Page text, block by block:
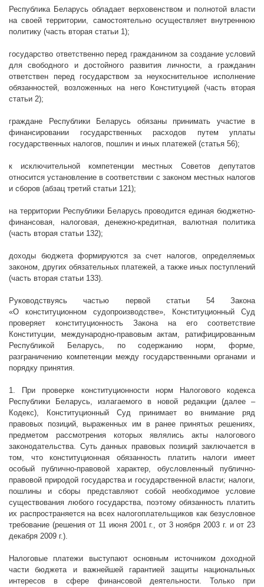
Республика Беларусь обладает верховенством и полнотой власти
на своей территории, самостоятельно осуществляет внутреннюю
политику (часть вторая статьи 1);
государство ответственно перед гражданином за создание условий
для свободного и достойного развития личности, а гражданин
ответствен перед государством за неукоснительное исполнение
обязанностей, возложенных на него Конституцией (часть вторая
статьи 2);
граждане Республики Беларусь обязаны принимать участие в
финансировании государственных расходов путем уплаты
государственных налогов, пошлин и иных платежей (статья 56);
к исключительной компетенции местных Советов депутатов
относится установление в соответствии с законом местных налогов
и сборов (абзац третий статьи 121);
на территории Республики Беларусь проводится единая бюджетно-
финансовая, налоговая, денежно-кредитная, валютная политика
(часть вторая статьи 132);
доходы бюджета формируются за счет налогов, определяемых
законом, других обязательных платежей, а также иных поступлений
(часть вторая статьи 133).
Руководствуясь частью первой статьи 54 Закона
«О конституционном судопроизводстве», Конституционный Суд
проверяет конституционность Закона на его соответствие
Конституции, международно-правовым актам, ратифицированным
Республикой Беларусь, по содержанию норм, форме,
разграничению компетенции между государственными органами и
порядку принятия.
1. При проверке конституционности норм Налогового кодекса
Республики Беларусь, излагаемого в новой редакции (далее –
Кодекс), Конституционный Суд принимает во внимание ряд
правовых позиций, выраженных им в ранее принятых решениях,
предметом рассмотрения которых являлись акты налогового
законодательства. Суть данных правовых позиций заключается в
том, что конституционная обязанность платить налоги имеет
особый публично-правовой характер, обусловленный публично-
правовой природой государства и государственной власти; налоги,
пошлины и сборы представляют собой необходимое условие
существования любого государства, поэтому обязанность платить
их распространяется на всех налогоплательщиков как безусловное
требование (решения от 11 июня 2001 г., от 3 ноября2003 г. и от 23
декабря 2009 г.).
Налоговые платежи выступают основным источником доходной
части бюджета и важнейшей гарантией защиты национальных
интересов в сфере финансовой деятельности. Только при